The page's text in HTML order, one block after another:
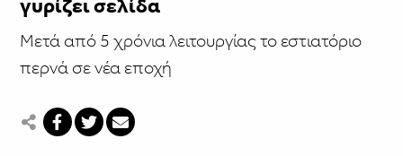
γυρίζει σελίδα
Μετά από 5 χρόνια λειτουργίας το εστιατόριο
περνά σε νέα εποχή